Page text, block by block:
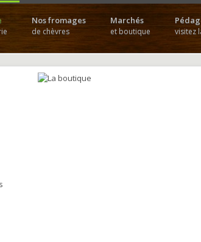
Nos fromages
de chèvres
Marchés
et boutique visitez